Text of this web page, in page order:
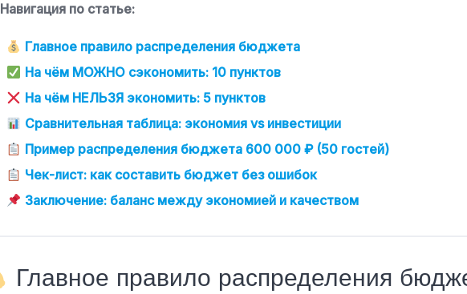
Навигация по статье:
Главное правило распределения бюджета
На чём МОЖНО сэкономить: 10 пунктов
На чём НЕЛЬЗЯ экономить: 5 пунктов
Сравнительная таблица: экономия vs инвестиции
Пример распределения бюджета 600 000 ₽ (50 гостей)
Чек-лист: как составить бюджет без ошибок
Заключение: баланс между экономией и качеством
Главное правило распределения